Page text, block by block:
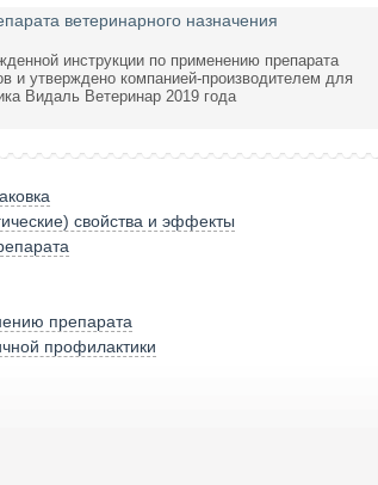
ветеринарного назначения
инструкции по применению препарата
и утверждено компанией-производителем для
Видаль Ветеринар 2019 года
свойства и эффекты
препарата
профилактики